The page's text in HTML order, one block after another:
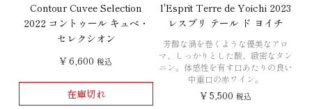
Contour Cuvee Selection
2022 コントゥール キュベ・
セレクシオン
¥ 6,600 税込
在庫切れ
l'Esprit Terre de Yoichi 2023
レスプリ テール ド ヨイチ
芳醇な渦を巻くような優美なアロ
マ、しっかりとした酸、緻密なタン
ニン。体感性を有す口あたりの良い
中重口の赤ワイン。
¥ 5,500 税込